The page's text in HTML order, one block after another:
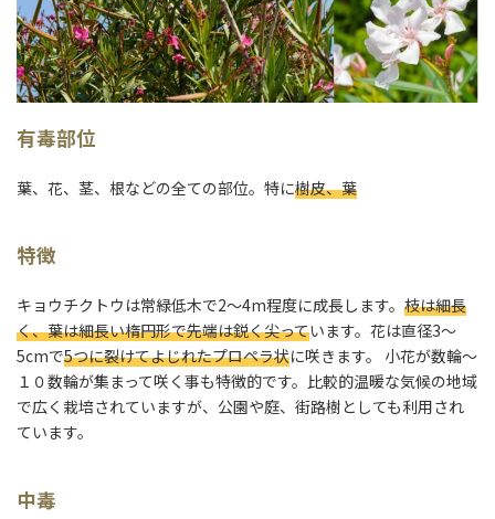
有毒部位
葉、花、茎、根などの全ての部位。特に樹皮、葉
特徴
キョウチクトウは常緑低木で2〜4m程度に成長します。 枝は細長
く、葉は細長い楕円形で先端は鋭く尖っています。花は直径3〜
5cmで5つに裂けてよじれたプロペラ状に咲きます。 小花が数輪～
１０数輪が集まって咲く事も特徴的です。比較的温暖な気候の地域
で広く栽培されていますが、公園や庭、街路樹としても利用され
ています。
中毒